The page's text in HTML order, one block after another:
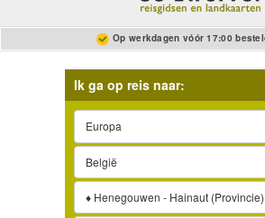
Op werkdagen vóór 17:00
Ik ga op reis naar:
Europa
België
♦ Henegouwen - Hainaut (Provincie)